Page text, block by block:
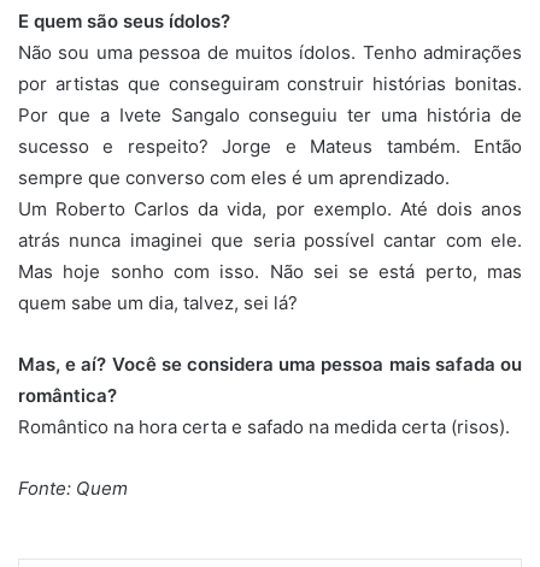
E quem são seus ídolos?
Não sou uma pessoa de muitos ídolos. Tenho admirações
por artistas que conseguiram construir histórias bonitas.
Por que a Ivete Sangalo conseguiu ter uma história de
sucesso e respeito? Jorge e Mateus também. Então
sempre que converso com eles é um aprendizado.
Um Roberto Carlos da vida, por exemplo. Até dois anos
atrás nunca imaginei que seria possível cantar com ele.
Mas hoje sonho com isso. Não sei se está perto, mas
quem sabe um dia, talvez, sei lá?
Mas, e aí? Você se considera uma pessoa mais safada ou
romântica?
Romântico na hora certa e safado na medida certa (risos).
Fonte: Quem